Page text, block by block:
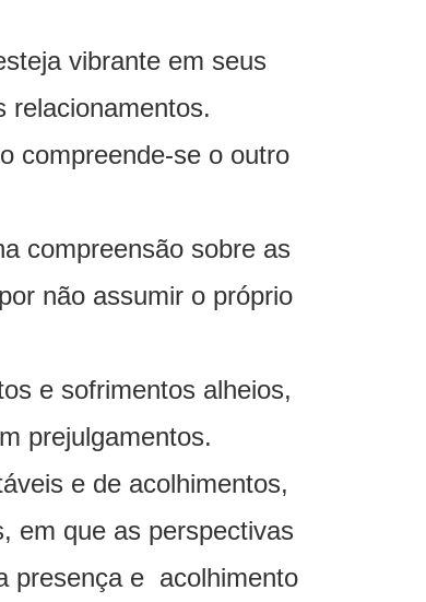
vibrante em seus
relacionamentos.
compreende-se o outro
compreensão sobre as
não assumir o próprio
e sofrimentos alheios,
prejulgamentos.
e de acolhimentos,
em que as perspectivas
presença e acolhimento